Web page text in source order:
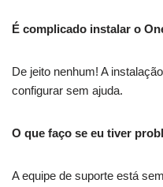
É complicado instalar o
De jeito nenhum! A
configurar sem ajuda.
O que faço se eu tiver
A equipe de suporte está